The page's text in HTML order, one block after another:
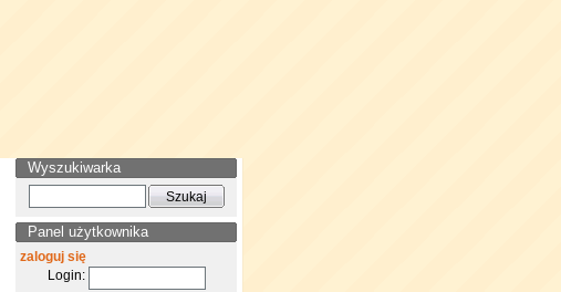
Wyszukiwarka
Panel użytkownika
zaloguj się
Login: